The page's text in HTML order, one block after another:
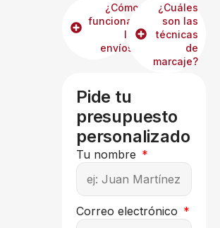
¿Cómo
funcionan
los
envíos?
¿Cuáles
son las
técnicas
de
marcaje?
Pide tu
presupuesto
personalizado
Tu nombre
Correo electrónico